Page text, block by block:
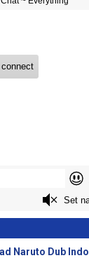
Naruto Dub Indo